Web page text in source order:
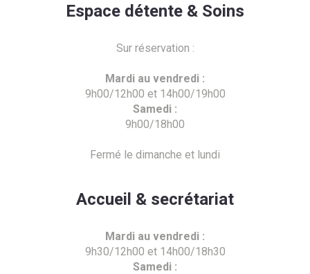
Espace détente & Soins
Sur réservation :
Mardi au vendredi :
9h00/12h00 et 14h00/19h00
Samedi :
9h00/18h00
Fermé le dimanche et lundi
Accueil & secrétariat
Mardi au vendredi :
9h30/12h00 et 14h00/18h30
Samedi :